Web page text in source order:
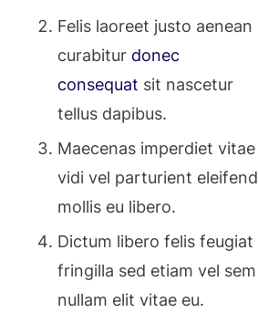
Felis laoreet justo aenean
curabitur donec
consequat sit nascetur
tellus dapibus.
Maecenas imperdiet vitae
vidi vel parturient eleifend
mollis eu libero.
Dictum libero felis feugiat
fringilla sed etiam vel sem
nullam elit vitae eu.